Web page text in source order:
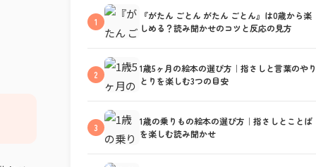
1
『がたん ごとん がたん ごとん』は0歳から楽
しめる？読み聞かせのコツと反応の見方
2
1歳5ヶ月の絵本の選び方｜指さしと言葉のやり
とりを楽しむ3つの目安
3
1歳の乗りもの絵本の選び方｜指さしとことば
を楽しむ読み聞かせ